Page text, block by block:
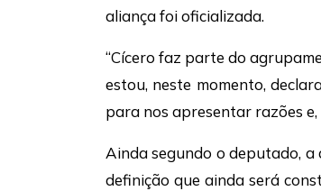
aliança foi oficializada.
“Cícero faz parte do
estou, neste momento,
para nos apresentar razões e,
Ainda segundo o deputado, a
definição que ainda será